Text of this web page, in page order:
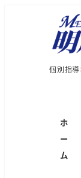
個別指
ホ
ー
ム